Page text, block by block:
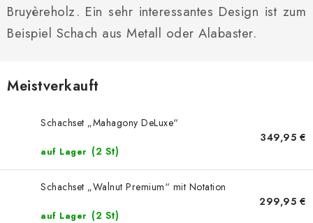
SCHACHBÜCHER
SCHACH ONLINE
SCHACH-MERCH
Bruyèreholz. Ein sehr interessantes Design ist zum
Beispiel Schach aus Metall oder Alabaster.
Meistverkauft
Schachset „Mahagony DeLuxe“
auf Lager (2 St)
349,95 €
Schachset „Walnut Premium“ mit Notation
auf Lager (2 St)
299,95 €